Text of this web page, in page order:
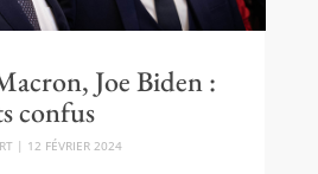
Joe Biden :
confus
| 12 FÉVRIER 2024